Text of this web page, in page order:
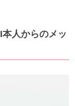
人からのメッ